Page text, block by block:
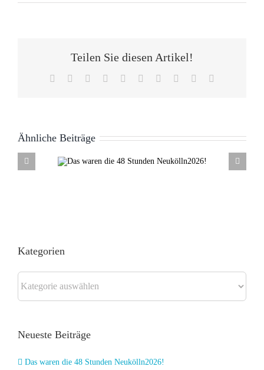
Teilen Sie diesen Artikel!
Facebook Reddit LinkedInWhatsApp
TumblrPinterest Xing
Ähnliche Beiträge
48
Abschied vom Kulturnetzwerk
Neukölln nach über 20 Jahren
Kategorien
Neueste Beiträge
Das waren die 48 Stunden Neukölln2026!